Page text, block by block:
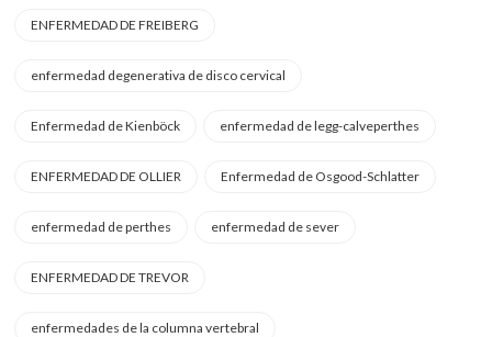
ENFERMEDAD DE FREIBERG
enfermedad degenerativa de disco cervical
Enfermedad de Kienböck enfermedad de legg-calveperthes
ENFERMEDAD DE OLLIER Enfermedad de Osgood-Schlatter
enfermedad de perthes enfermedad de sever
ENFERMEDAD DE TREVOR
enfermedades de la columna vertebral